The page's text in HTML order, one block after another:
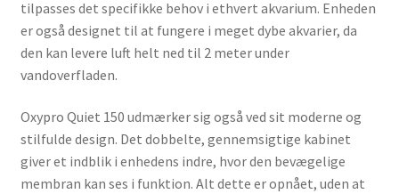
tilpasses det specifikke behov i ethvert akvarium. Enheden
er også designet til at fungere i meget dybe akvarier, da
den kan levere luft helt ned til 2 meter under
vandoverfladen.
Oxypro Quiet 150 udmærker sig også ved sit moderne og
stilfulde design. Det dobbelte, gennemsigtige kabinet
giver et indblik i enhedens indre, hvor den bevægelige
membran kan ses i funktion. Alt dette er opnået, uden at